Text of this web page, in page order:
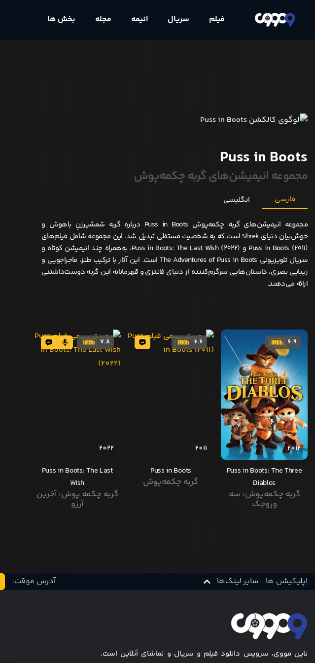
فیلم سریال انیمه مجله بخش ها
Puss in Boots
مجموعه انیمیشن‌های گربه چکمه‌پوش
فارسی انگلیسی
مجموعه انیمیشن‌های گربه چکمه‌پوش Puss in Boots درباره گربه شمشیرزنِ باهوش و
خوش‌بیان دنیای Shrek است که به شخصیت مستقلی تبدیل شد. این مجموعه شامل فیلم‌های
Puss in Boots (2011) و Puss in Boots: The Last Wish (2022)، به‌همراه چند انیمیشن کوتاه و
سریال تلویزیونی The Adventures of Puss in Boots است. این آثار با ترکیب طنز، ماجراجویی و
زیبایی بصری، داستان‌هایی سرگرم‌کننده از دنیای فانتزی و قهرمانانه این گربه دوست‌داشتنی
ارائه می‌دهند.
6.9
2012
Puss in Boots: The Three
Diablos
گربه چکمه‌پوش: سه
وروجک
6.6
2011
Puss in Boots
گربه چکمه‌پوش
7.8
2022
Puss in Boots: The Last
Wish
گربه چکمه پوش: آخرین
آرزو
اپلیکیشن ها سایر لینک‌ها آدرس موقت:
ناین مووی، سرویس دانلود فیلم و سریال و تماشای آنلاین است.